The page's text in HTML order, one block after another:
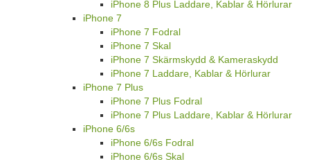
iPhone 8 Plus Laddare, Kablar & Hörlurar
iPhone 7
iPhone 7 Fodral
iPhone 7 Skal
iPhone 7 Skärmskydd & Kameraskydd
iPhone 7 Laddare, Kablar & Hörlurar
iPhone 7 Plus
iPhone 7 Plus Fodral
iPhone 7 Plus Laddare, Kablar & Hörlurar
iPhone 6/6s
iPhone 6/6s Fodral
iPhone 6/6s Skal